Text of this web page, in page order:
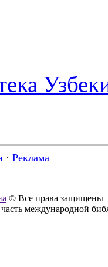
· Реклама
© Все права защищены
международной